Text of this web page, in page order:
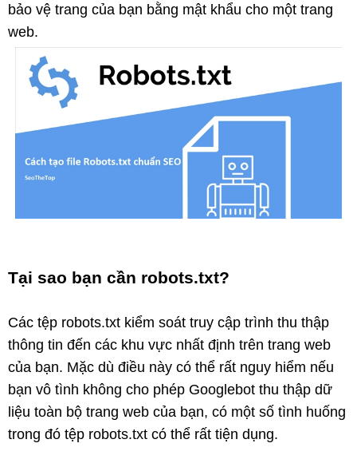
bảo vệ trang của bạn bằng mật khẩu cho một trang
web.
Tại sao bạn cần robots.txt?
Các tệp robots.txt kiểm soát truy cập trình thu thập
thông tin đến các khu vực nhất định trên trang web
của bạn. Mặc dù điều này có thể rất nguy hiểm nếu
bạn vô tình không cho phép Googlebot thu thập dữ
liệu toàn bộ trang web của bạn, có một số tình huống
trong đó tệp robots.txt có thể rất tiện dụng.